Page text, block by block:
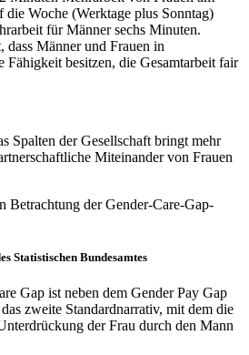
die Woche (Werktage plus Sonntag)
für Männer sechs Minuten.
dass Männer und Frauen in
Fähigkeit besitzen, die Gesamtarbeit fair
Spalten der Gesellschaft bringt mehr
Miteinander von Frauen
Betrachtung der Gender-Care-Gap-
Statistischen Bundesamtes
Gap ist neben dem Gender Pay Gap
zweite Standardnarrativ, mit dem die
der Frau durch den Mann